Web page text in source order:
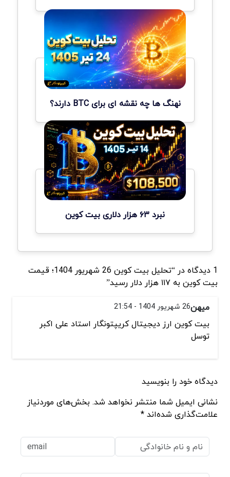
نهنگ ها چه نقشه ای برای BTC دارند؟
نبرد ۶۳ هزار دلاری بیت کوین
1 دیدگاه در “تحلیل بیت کوین 26 شهریور 1404؛ قیمت
بیت کوین به ۱۱۷ هزار دلار رسید”
میهن26 شهریور 1404 - 21:54
بیت کوین ارز دیجیتال کریپتونگار استاد علی اکبر
توسل
دیدگاه خود را بنویسید
نشانی ایمیل شما منتشر نخواهد شد. بخش‌های موردنیاز
علامت‌گذاری شده‌اند *